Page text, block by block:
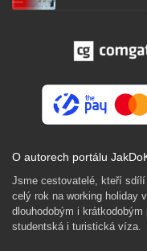
O autorech portálu
Jsme cestovatelé, kteří
celý rok na working holiday
dlouhodobým i
studentská i turistická víza.